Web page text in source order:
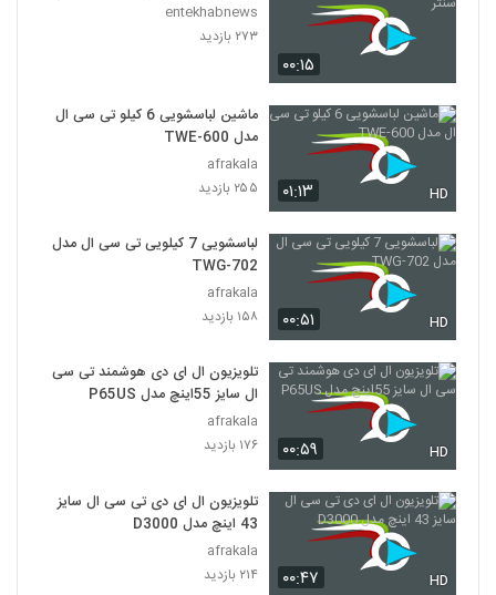
۰۰:۱۵
entekhabnews
۲۷۳ بازدید
۰۱:۱۳ HD
ماشین لباسشویی 6 کیلو تی سی ال
مدل TWE-600
afrakala
۲۵۵ بازدید
۰۰:۵۱ HD
لباسشویی 7 کیلویی تی سی ال مدل
TWG-702
afrakala
۱۵۸ بازدید
۰۰:۵۹ HD
تلویزیون ال ای دی هوشمند تی سی
ال سایز 55اینچ مدل P65US
afrakala
۱۷۶ بازدید
۰۰:۴۷ HD
تلویزیون ال ای دی تی سی ال سایز
43 اینچ مدل D3000
afrakala
۲۱۴ بازدید